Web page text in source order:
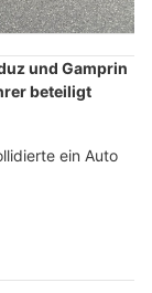
und Gamprin
beteiligt
ein Auto